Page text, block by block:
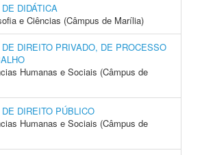
DIDÁTICA
e Ciências (Câmpus de Marília)
DIREITO PRIVADO, DE PROCESSO
Humanas e Sociais (Câmpus de
DIREITO PÚBLICO
Humanas e Sociais (Câmpus de